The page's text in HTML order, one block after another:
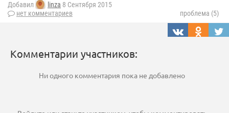
Добавил linza 8 Сентября 2015
нет комментариев
проблема (5)
Комментарии участников:
Ни одного комментария пока не добавлено